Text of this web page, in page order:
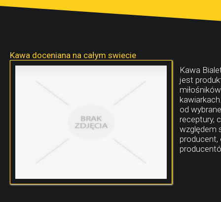
Kawa doceniana na całym swiecie
Kawa
jest
od
receptury,
względem
producent,